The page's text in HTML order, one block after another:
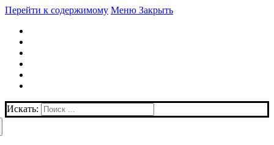
Перейти к содержимому Меню Закрыть
Искать: